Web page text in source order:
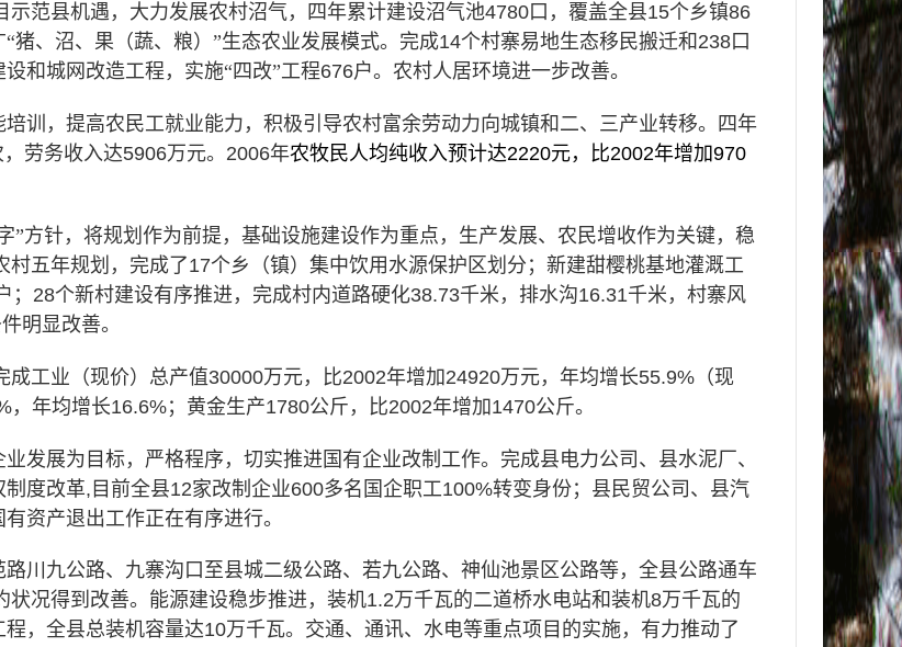
范县机遇，大力发展农村沼气，四年累计建设沼气池4780口，覆盖全县15个乡镇86
猪、沼、果（蔬、粮）”生态农业发展模式。完成14个村寨易地生态移民搬迁和 238口
和城网改造工程，实施“四改”工程676户。农村人居环境进一步改善。
训， 提高农民工就业能力，积极引导农村富余劳动力向城镇和二、三产业转移。四年
劳务收入达5906万元。 2006年农牧民人均纯收入预计达2220元，比2002年增加970
”方针，将规划作为前提，基础设施建设作为重点，生产发展、农民增收作为关键，稳
村五年规划，完成了17个乡（镇）集中饮用水源保护区划分；新建甜樱桃基地灌溉工
； 28个新村建设有序推进，完成村内道路硬化38.73千米，排水沟16.31千米，村寨风
明显改善。
成工业（现价）总产值30000万元，比2002年增加24920万元，年均增长55.9%（现
，年均增长16.6%；黄金生产1780公斤，比2002年增加1470公斤。
发展为目标，严格程序，切实推进国有企业改制工作。完成县电力公司、县水泥厂、
制度改革, 目前全县12家改制企业600多名国企职工100%转变身份；县民贸公司、县汽
资产退出工作正在有序进行。
川九公路、九寨沟口至县城二级公路、若九公路、神仙池景区公路等，全县公路通车
况得到改善。能源建设稳步推进，装机1.2万千瓦的二道桥水电站和装机8万千瓦的
，全县总装机容量达10万千瓦。交通、通讯、水电等重点项目的实施，有力推动了